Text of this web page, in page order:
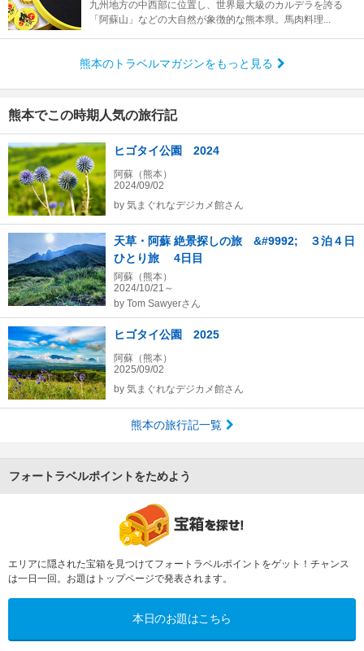
九州地方の中西部に位置し、世界最大級のカルデラを誇る
「阿蘇山」などの大自然が象徴的な熊本県。馬肉料理...
熊本のトラベルマガジンをもっと見る
熊本でこの時期人気の旅行記
ヒゴタイ公園 2024
阿蘇（熊本）
2024/09/02
by 気まぐれなデジカメ館さん
天草・阿蘇 絶景探しの旅 &#9992; ３泊４日
ひとり旅 4日目
阿蘇（熊本）
2024/10/21～
by Tom Sawyerさん
ヒゴタイ公園 2025
阿蘇（熊本）
2025/09/02
by 気まぐれなデジカメ館さん
熊本の旅行記一覧
フォートラベルポイントをためよう
エリアに隠された宝箱を見つけてフォートラベルポイントをゲット！チャンス
は一日一回。お題はトップページで発表されます。
本日のお題はこちら